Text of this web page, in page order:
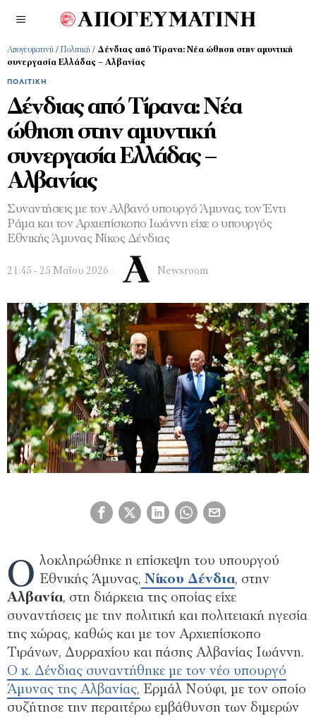
Απογευματινή / Πολιτική / Δένδιας από Τίρανα: Νέα ώθηση στην αμυντική
συνεργασία Ελλάδας – Αλβανίας
ΠΟΛΙΤΙΚΉ
Δένδιας από Τίρανα: Νέα
ώθηση στην αμυντική
συνεργασία Ελλάδας –
Αλβανίας
Συναντήσεις με τον Αλβανό υπουργό Άμυνας, τον Έντι
Ράμα και τον Αρχιεπίσκοπο Ιωάννη είχε ο υπουργός
Εθνικής Άμυνας Νίκος Δένδιας
21:45 - 25 Μαΐου 2026 Newsroom
Ο λοκληρώθηκε η επίσκεψη του υπουργού
Εθνικής Άμυνας, Νίκου Δένδια, στην
Αλβανία, στη διάρκεια της οποίας είχε
συναντήσεις με την πολιτική και πολιτειακή ηγεσία
της χώρας, καθώς και με τον Αρχιεπίσκοπο
Τιράνων, Δυρραχίου και πάσης Αλβανίας Ιωάννη.
Ο κ. Δένδιας συναντήθηκε με τον νέο υπουργό
Άμυνας της Αλβανίας, Ερμάλ Νούφι, με τον οποίο
συζήτησε την περαιτέρω εμβάθυνση των διμερών